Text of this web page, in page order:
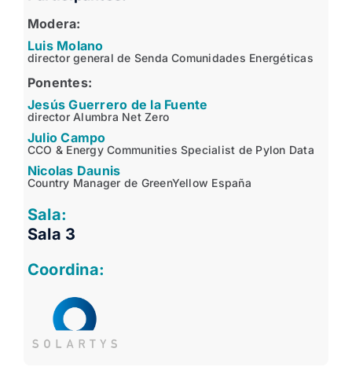
Modera:
Luis Molano
director general de Senda Comunidades Energéticas
Ponentes:
Jesús Guerrero de la Fuente
director Alumbra Net Zero
Julio Campo
CCO & Energy Communities Specialist de Pylon Data
Nicolas Daunis
Country Manager de GreenYellow España
Sala:
Sala 3
Coordina: